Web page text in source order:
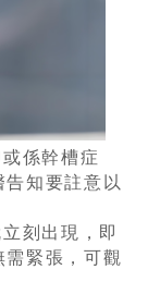
係幹槽症
知要註意以
刻出現，即
緊張，可觀